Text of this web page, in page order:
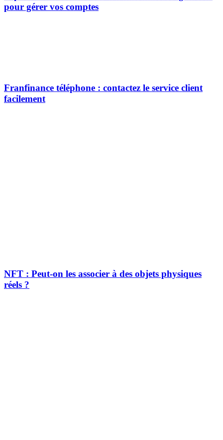
pour gérer vos comptes
Franfinance téléphone : contactez le service client
facilement
NFT : Peut-on les associer à des objets physiques
réels ?